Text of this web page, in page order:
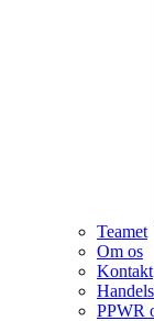
Teamet
Om os
Kontakt
PPWR